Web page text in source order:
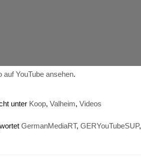
auf YouTube ansehen.
unter Koop, Valheim, Videos
GermanMediaRT, GERYouTubeSUP,